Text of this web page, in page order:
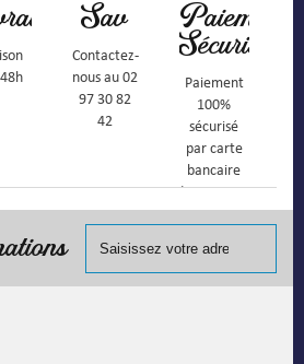
Sav
Contactez-
nous au 02
97 30 82
42
Paiement
Sécurisé
Paiement
100%
sécurisé
par carte
bancaire
(Mastercard,
Visa, ...) et